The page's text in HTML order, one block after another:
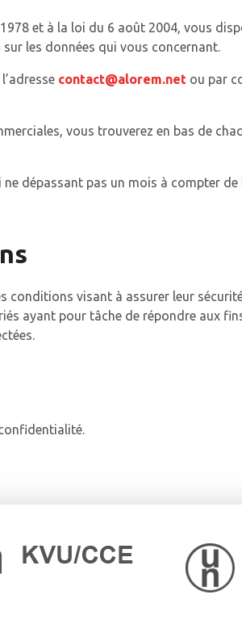
et à la loi du 6 août 2004, vous
les données qui vous concernant.
contact@alorem.net ou par
vous trouverez en bas de
ne dépassant pas un mois à compter
conditions visant à assurer leur
ayant pour tâche de répondre aux